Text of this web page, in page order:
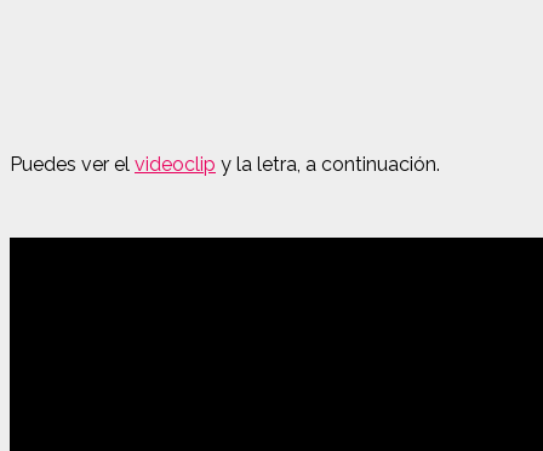
Puedes ver el videoclip y la letra, a continuación.